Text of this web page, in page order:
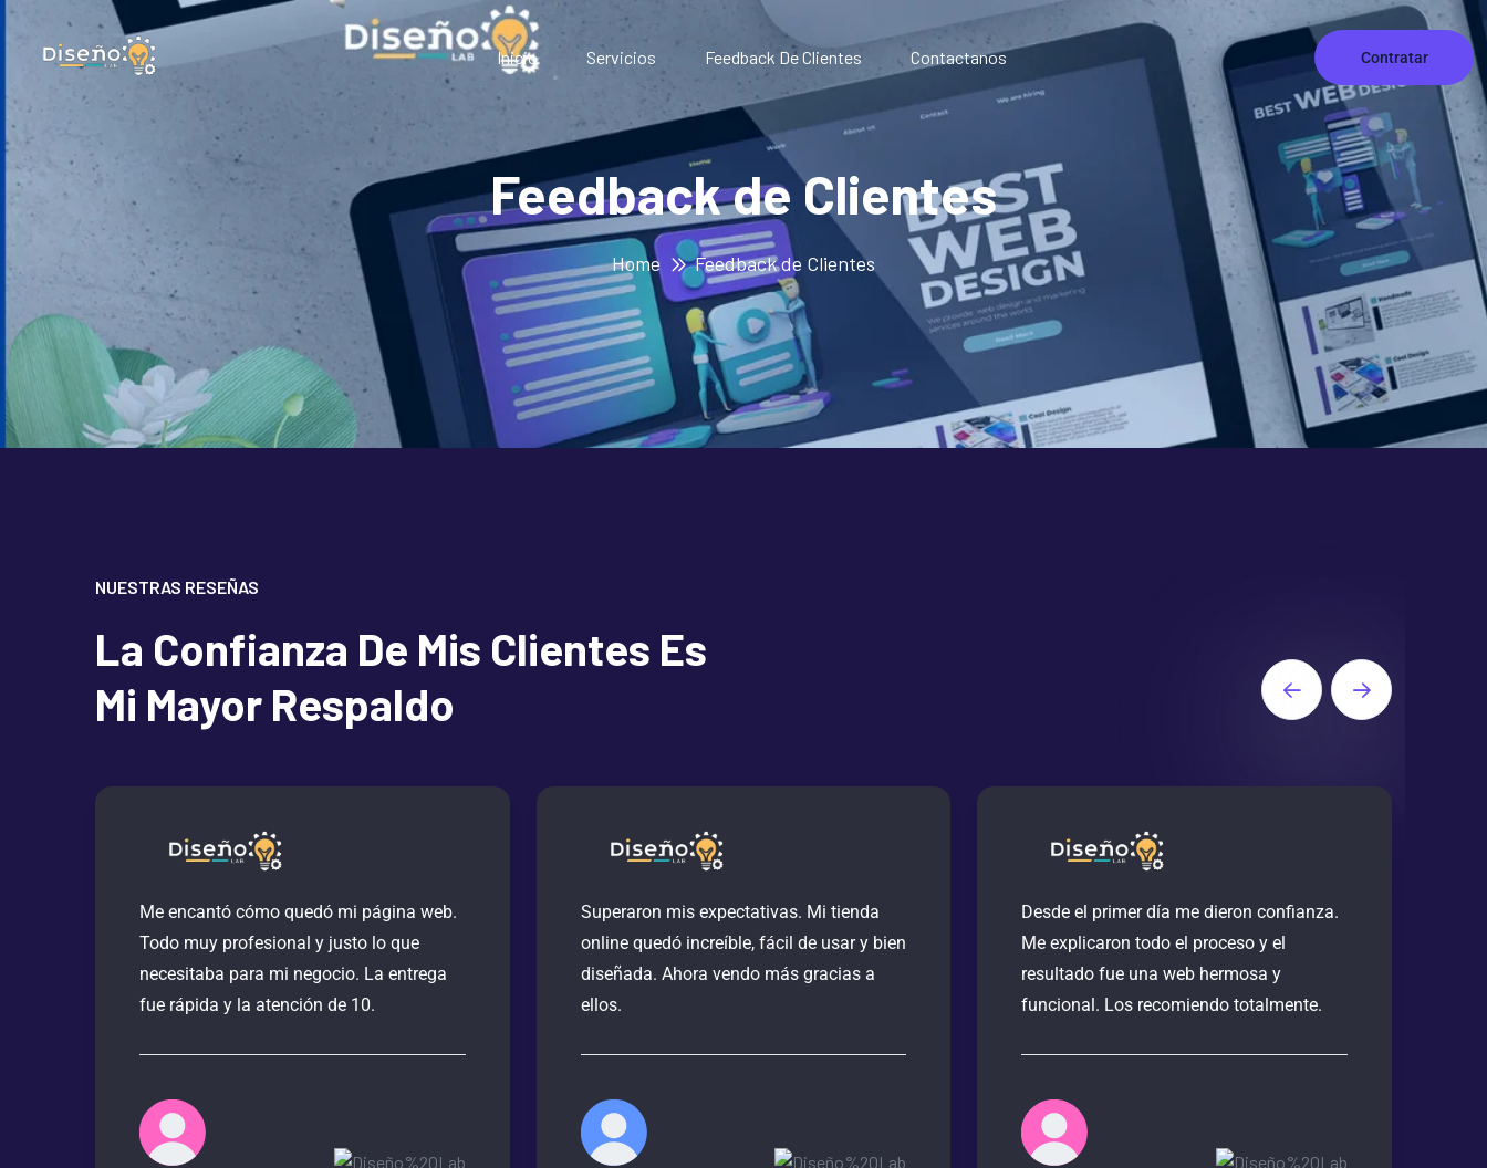
Inicio Servicios Feedback De Clientes Contactanos Contratar
Feedback de Clientes
Home Feedback de Clientes
NUESTRAS RESEÑAS
La Confianza De Mis Clientes Es
Mi Mayor Respaldo
Me encantó cómo quedó mi página web.
Todo muy profesional y justo lo que
necesitaba para mi negocio. La entrega
fue rápida y la atención de 10.
Superaron mis expectativas. Mi tienda
online quedó increíble, fácil de usar y bien
diseñada. Ahora vendo más gracias a
ellos.
Desde el primer día me dieron confianza.
Me explicaron todo el proceso y el
resultado fue una web hermosa y
funcional. Los recomiendo totalmente.